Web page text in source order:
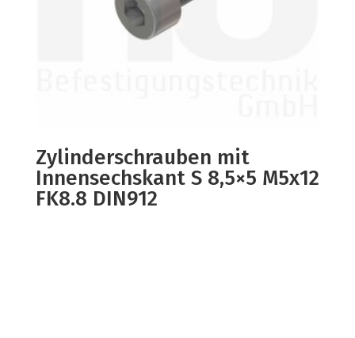
Zylinderschrauben mit
Innensechskant S 8,5×5 M5x12
FK8.8 DIN912